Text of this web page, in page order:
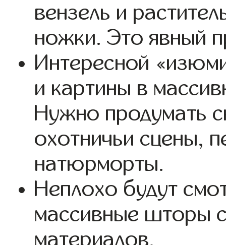
вензель и
ножки. Это явный
Интересной
и картины в
Нужно продумать
охотничьи сцены,
натюрморты.
Неплохо будут
массивные шторы
материалов.